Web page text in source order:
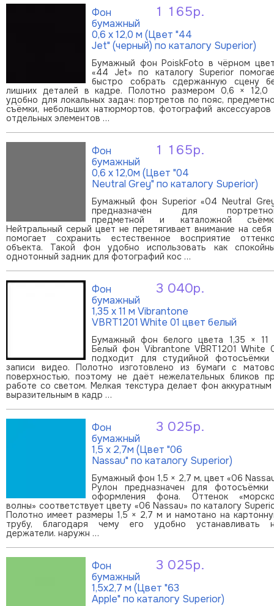
1 165р.
Фон
бумажный
0,6 х 12,0 м (Цвет "44
Jet" (черный) по каталогу Superior)
Бумажный фон PoiskFoto в чёрном
«44 Jet» по каталогу Superior
быстро собрать сдержанную сцену
лишних деталей в кадре. Полотно размером 0,6 × 12,0
удобно для локальных задач: портретов по пояс,
съёмки, небольших натюрмортов, фотографий аксессуаров
отдельных элементов …
1 165р.
Фон
бумажный
0,6 х 12,0м (Цвет "04
Neutral Grey" по каталогу Superior)
Бумажный фон Superior «04 Neutral
предназначен для
предметной и каталожной
Нейтральный серый цвет не перетягивает внимание на
помогает сохранить естественное восприятие
объекта. Такой фон удобно использовать как
однотонный задник для фотографий кос …
3 040р.
Фон
бумажный
1,35 х 11 м Vibrantone
VBRT1201 White 01 цвет белый
Бумажный фон белого цвета 1,35 × 11
Белый фон Vibrantone VBRT1201 White
подходит для студийной фотосъёмки
записи видео. Полотно изготовлено из бумаги с
поверхностью, поэтому не даёт нежелательных бликов
работе со светом. Мелкая текстура делает фон
выразительным в кадр …
3 025р.
Фон
бумажный
1,5 х 2,7м (Цвет "06
Nassau" по каталогу Superior)
Бумажный фон 1,5 × 2,7 м, цвет «06
Рулон предназначен для фотосъёмки
оформления фона. Оттенок
волны» соответствует цвету «06 Nassau» по каталогу
Полотно имеет размеры 1,5 × 2,7 м и намотано на
трубу, благодаря чему его удобно устанавливать
держатели. наружн …
3 025р.
Фон
бумажный
1,5х2,7 м (Цвет "63
Apple" по каталогу Superior)